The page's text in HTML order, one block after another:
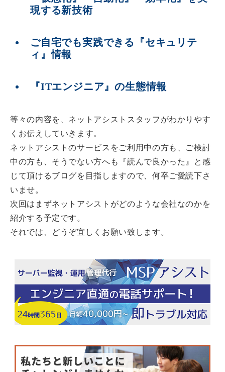
現する新技術
ご自宅でも実践できる『セキュリテ
ィ』情報
『ITエンジニア』の生態情報
等々の内容を、ネットアシストスタッフがわかりやす
くお伝えしていきます。
ネットアシストのサービスをご利用中の方も、ご検討
中の方も、そうでない方へも『読んで良かった』と感
じて頂けるブログを目指しますので、何卒ご愛読下さ
いませ。
次回はまずネットアシストがどのような会社なのかを
紹介する予定です。
それでは、どうぞ宜しくお願い致します。